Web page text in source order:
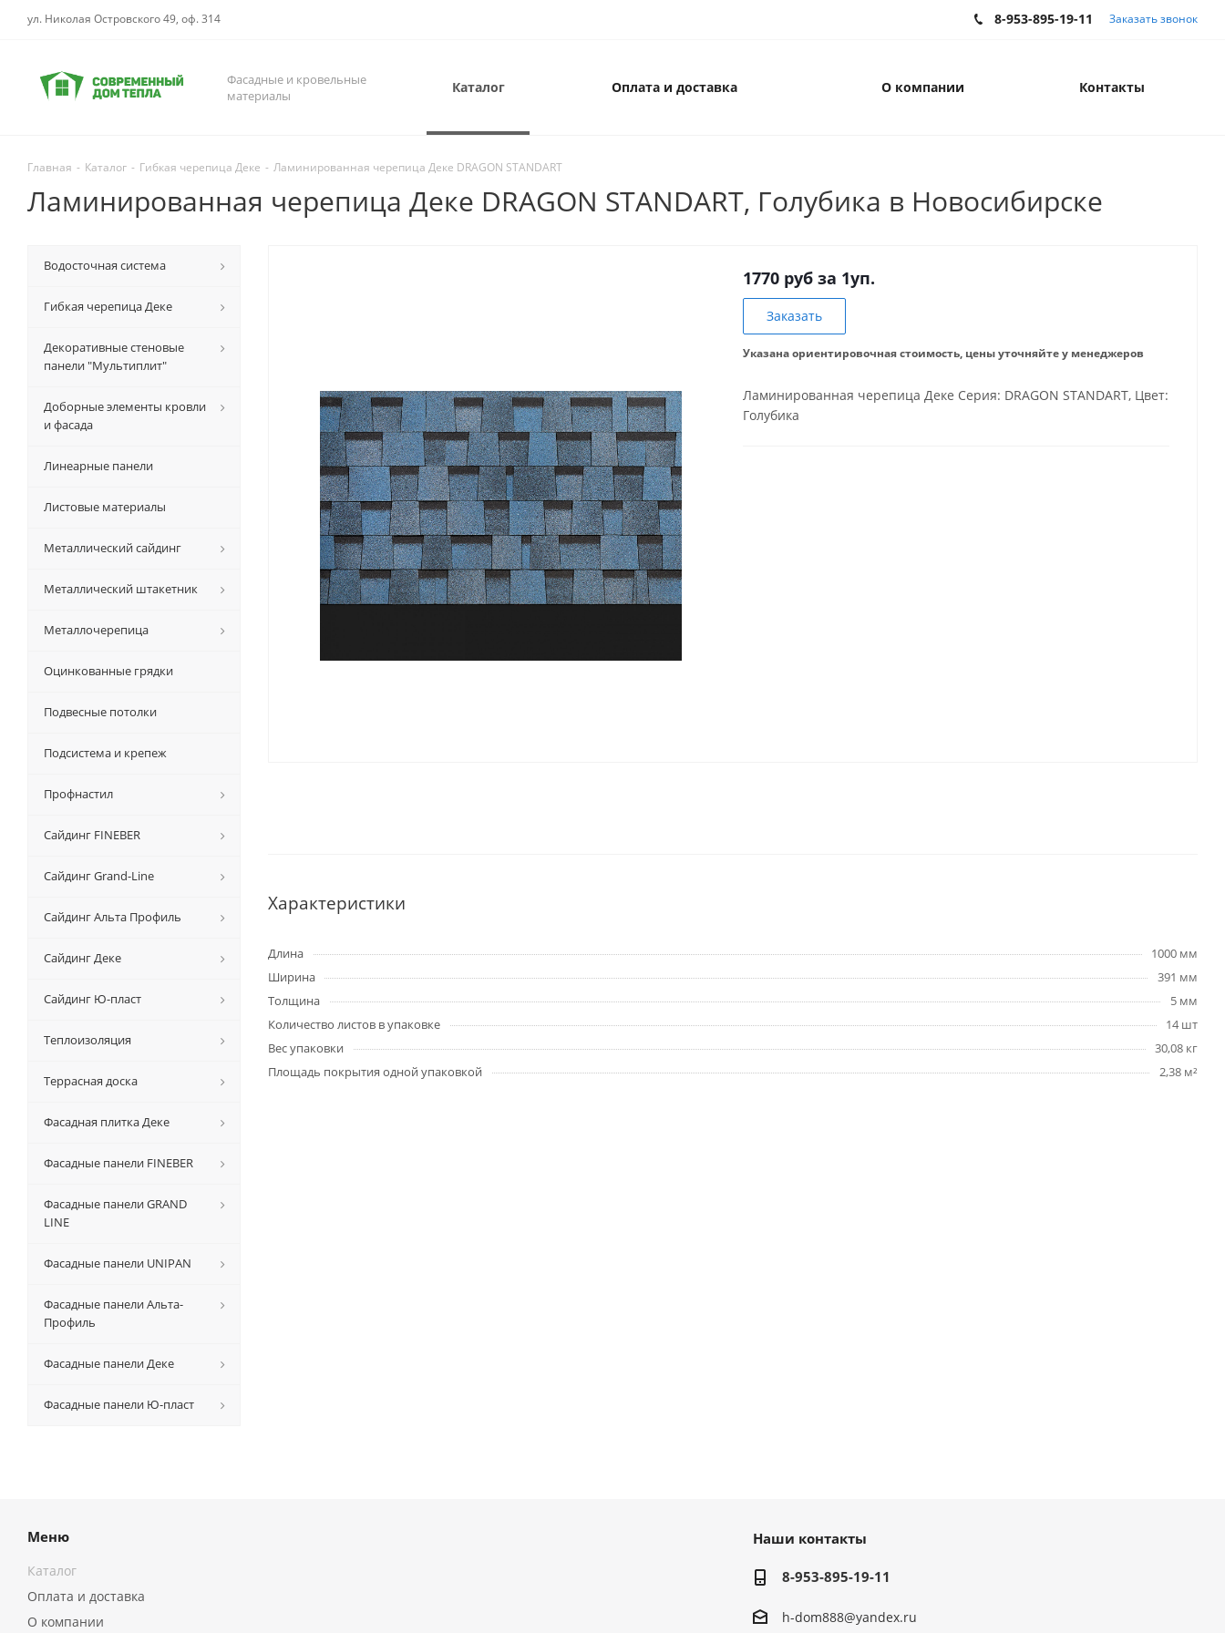
ул. Николая Островского 49, оф. 314 8-953-895-19-11 Заказать звонок
Фасадные и кровельные
материалы
Каталог Оплата и доставка О компании Контакты
Главная - Каталог - Гибкая черепица Деке - Ламинированная черепица Деке DRAGON STANDART
Ламинированная черепица Деке DRAGON STANDART, Голубика в Новосибирске
1770 руб за 1уп.
Заказать
Указана ориентировочная стоимость, цены уточняйте у менеджеров
Ламинированная черепица Деке Серия: DRAGON STANDART, Цвет:
Голубика
Характеристики
Длина
1000 мм
Ширина
391 мм
Толщина
5 мм
Количество листов в упаковке
14 шт
Вес упаковки
30,08 кг
Площадь покрытия одной упаковкой
2,38 м²
Водосточная система
Гибкая черепица Деке
Декоративные стеновые
панели "Мультиплит"
Доборные элементы кровли
и фасада
Линеарные панели
Листовые материалы
Металлический сайдинг
Металлический штакетник
Металлочерепица
Оцинкованные грядки
Подвесные потолки
Подсистема и крепеж
Профнастил
Сайдинг FINEBER
Сайдинг Grand-Line
Сайдинг Альта Профиль
Сайдинг Деке
Сайдинг Ю-пласт
Теплоизоляция
Террасная доска
Фасадная плитка Деке
Фасадные панели FINEBER
Фасадные панели GRAND
LINE
Фасадные панели UNIPAN
Фасадные панели Альта-
Профиль
Фасадные панели Деке
Фасадные панели Ю-пласт
Меню
Каталог
Оплата и доставка
О компании
Наши контакты
8-953-895-19-11
h-dom888@yandex.ru